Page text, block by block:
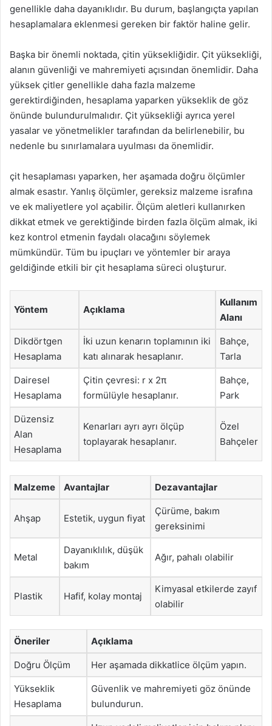
genellikle daha dayanıklıdır. Bu durum, başlangıçta yapılan
hesaplamalara eklenmesi gereken bir faktör haline gelir.
Başka bir önemli noktada, çitin yüksekliğidir. Çit yüksekliği,
alanın güvenliği ve mahremiyeti açısından önemlidir. Daha
yüksek çitler genellikle daha fazla malzeme
gerektirdiğinden, hesaplama yaparken yükseklik de göz
önünde bulundurulmalıdır. Çit yüksekliği ayrıca yerel
yasalar ve yönetmelikler tarafından da belirlenebilir, bu
nedenle bu sınırlamalara uyulması da önemlidir.
çit hesaplaması yaparken, her aşamada doğru ölçümler
almak esastır. Yanlış ölçümler, gereksiz malzeme israfına
ve ek maliyetlere yol açabilir. Ölçüm aletleri kullanırken
dikkat etmek ve gerektiğinde birden fazla ölçüm almak, iki
kez kontrol etmenin faydalı olacağını söylemek
mümkündür. Tüm bu ipuçları ve yöntemler bir araya
geldiğinde etkili bir çit hesaplama süreci oluşturur.
Yöntem Açıklama
Kullanım
Alanı
Dikdörtgen
Hesaplama
İki uzun kenarın toplamının iki
katı alınarak hesaplanır.
Bahçe,
Tarla
Dairesel
Hesaplama
Çitin çevresi: r x 2π
formülüyle hesaplanır.
Bahçe,
Park
Düzensiz
Alan
Hesaplama
Kenarları ayrı ayrı ölçüp
toplayarak hesaplanır.
Özel
Bahçeler
Malzeme Avantajlar Dezavantajlar
Ahşap Estetik, uygun fiyat
Çürüme, bakım
gereksinimi
Metal
Dayanıklılık, düşük
bakım
Ağır, pahalı olabilir
Plastik Hafif, kolay montaj
Kimyasal etkilerde zayıf
olabilir
Öneriler Açıklama
Doğru Ölçüm Her aşamada dikkatlice ölçüm yapın.
Yükseklik
Hesaplama
Güvenlik ve mahremiyeti göz önünde
bulundurun.